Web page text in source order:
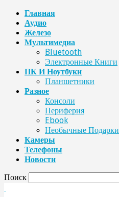
Главная
Аудио
Железо
Мультимедиа
Bluetooth
Электронные Книги
ПК И Ноутбуки
Планшетники
Разное
Консоли
Периферия
Ebook
Необычные Подарки
Камеры
Телефоны
Новости
Поиск